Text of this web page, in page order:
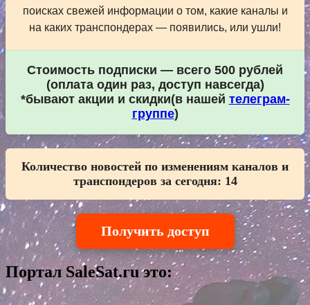
поисках свежей информации о том, какие каналы и
на каких транспондерах — появились, или ушли!
Стоимость подписки — всего 500 рублей
(оплата один раз, доступ навсегда)
*бывают акции и скидки(в нашей телеграм-
группе)
Количество новостей по изменениям каналов и
транспондеров за сегодня: 14
Получить доступ
Портал SaleSat.ru это: